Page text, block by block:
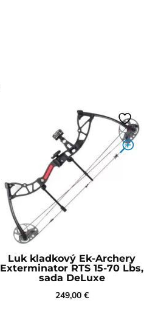
Luk kladkový Ek-Archery
Exterminator RTS 15-70 Lbs,
sada DeLuxe
249,00 €